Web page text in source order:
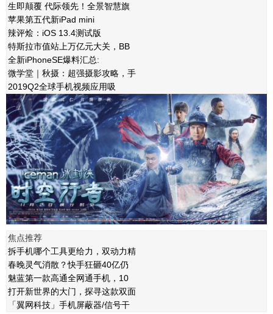
生即颠覆 代际领先！全景智慧旗
苹果第五代新iPad mini
辣评烩：iOS 13.4测试版
特斯拉市值站上万亿元大关，BB
全新iPhoneSE爆料汇总:
微学堂｜秋摄：超强摄影攻略，手
2019Q2全球手机视频应用吸
焦点推荐
拆手机哪个工具更给力，双动力精
春晚灵气消散？快手狂砸40亿仍
魅蓝第一款高通全网通手机，10
打开新世界的大门，探寻这款双面
「翼网科技」手机屏蔽器/信号干